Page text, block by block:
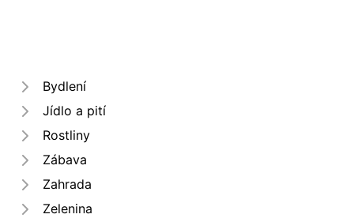
Bydlení
Jídlo a pití
Rostliny
Zábava
Zahrada
Zelenina